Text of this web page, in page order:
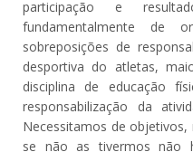
participação e
fundamentalmente de
sobreposições de
desportiva do atletas,
disciplina de educação
responsabilização da
Necessitamos de
se não as tivermos não